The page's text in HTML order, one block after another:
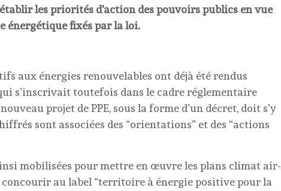
les priorités d'action des pouvoirs publics en vue
énergétique fixés par la loi.
aux énergies renouvelables ont déjà été rendus
s’inscrivait toutefois dans le cadre réglementaire
projet de PPE, sous la forme d’un décret, doit s’y
sont associées des “orientations” et des “actions
mobilisées pour mettre en œuvre les plans climat air-
au label “territoire à énergie positive pour la